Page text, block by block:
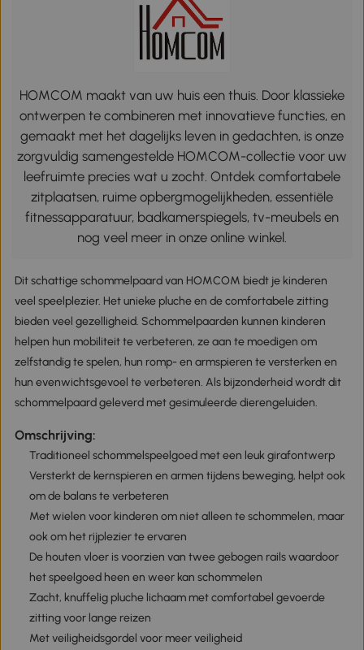
HOMCOM maakt van uw huis een thuis. Door klassieke
ontwerpen te combineren met innovatieve functies, en
gemaakt met het dagelijks leven in gedachten, is onze
zorgvuldig samengestelde HOMCOM-collectie voor uw
leefruimte precies wat u zocht. Ontdek comfortabele
zitplaatsen, ruime opbergmogelijkheden, essentiële
fitnessapparatuur, badkamerspiegels, tv-meubels en
nog veel meer in onze online winkel.
Dit schattige schommelpaard van HOMCOM biedt je kinderen
veel speelplezier. Het unieke pluche en de comfortabele zitting
bieden veel gezelligheid. Schommelpaarden kunnen kinderen
helpen hun mobiliteit te verbeteren, ze aan te moedigen om
zelfstandig te spelen, hun romp- en armspieren te versterken en
hun evenwichtsgevoel te verbeteren. Als bijzonderheid wordt dit
schommelpaard geleverd met gesimuleerde dierengeluiden.
Omschrijving:
Traditioneel schommelspeelgoed met een leuk girafontwerp
Versterkt de kernspieren en armen tijdens beweging, helpt ook
om de balans te verbeteren
Met wielen voor kinderen om niet alleen te schommelen, maar
ook om het rijplezier te ervaren
De houten vloer is voorzien van twee gebogen rails waardoor
het speelgoed heen en weer kan schommelen
Zacht, knuffelig pluche lichaam met comfortabel gevoerde
zitting voor lange reizen
Met veiligheidsgordel voor meer veiligheid